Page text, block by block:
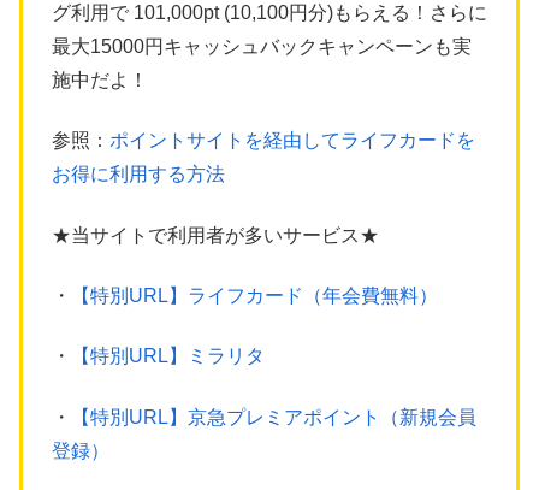
グ利用で 101,000pt (10,100円分)もらえる！さらに
最大15000円キャッシュバックキャンペーンも実
施中だよ！
参照： ポイントサイトを経由してライフカードを
お得に利用する方法
★当サイトで利用者が多いサービス★
・ 【特別URL】ライフカード（年会費無料）
・ 【特別URL】ミラリタ
・
【特別URL】京急プレミアポイント（新規会員
登録）